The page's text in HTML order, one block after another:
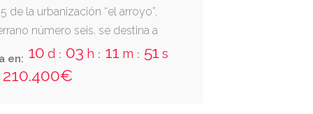
de la urbanización “el arroyo”,
número seis. se destina a
habitaciones y
inscrita en el registro de la
tomo 1.086, libro 32,
: 50s